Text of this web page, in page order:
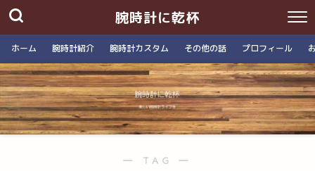
腕時計に乾杯
ホーム 腕時計紹介 腕時計カスタム その他の話 プロフィール
― TAG ―